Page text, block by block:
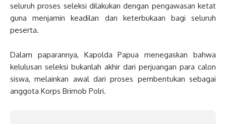
seluruh proses seleksi dilakukan dengan pengawasan ketat
guna menjamin keadilan dan keterbukaan bagi seluruh
peserta.
Dalam paparannya, Kapolda Papua menegaskan bahwa
kelulusan seleksi bukanlah akhir dari perjuangan para calon
siswa, melainkan awal dari proses pembentukan sebagai
anggota Korps Brimob Polri.